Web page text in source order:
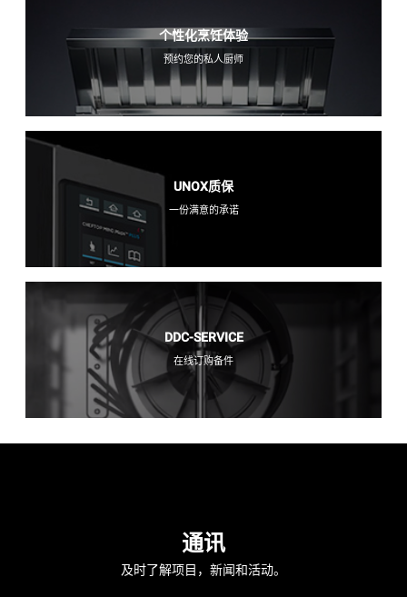
个性化烹饪体验
预约您的私人厨师
UNOX质保
一份满意的承诺
DDC-SERVICE
在线订购备件
通讯
及时了解项目，新闻和活动。